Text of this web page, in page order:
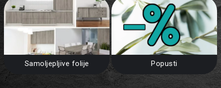
Samoljepljive folije Popusti